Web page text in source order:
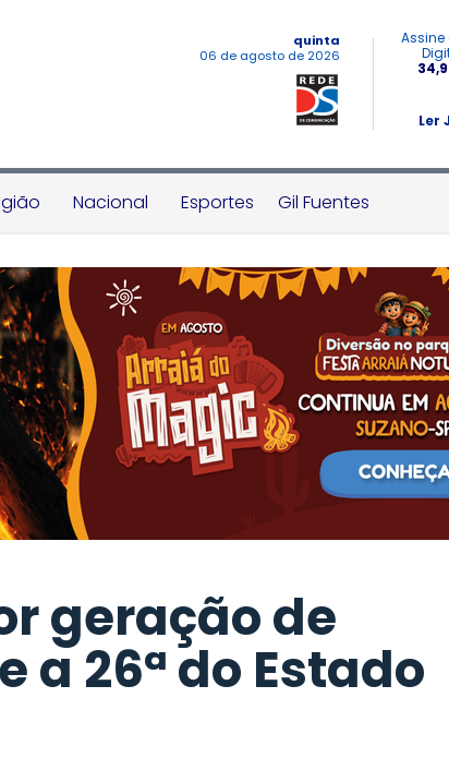
quinta
06 de agosto de 2026
Ler
Nacional Esportes Gil Fuentes
geração de
a 26ª do Estado